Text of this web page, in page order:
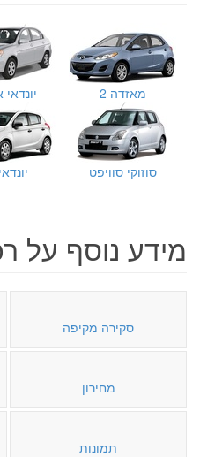
מאזדה 2
סוזוקי סוויפט יונדאי i20
מידע נוסף על
סקירה מקיפה
מחירון
תמונות